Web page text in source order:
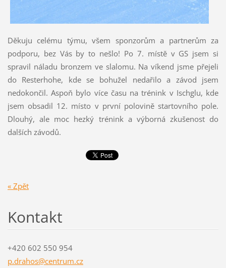
Děkuju celému týmu, všem sponzorům a partnerům za
podporu, bez Vás by to nešlo! Po 7. místě v GS jsem si
spravil náladu bronzem ve slalomu. Na víkend jsme přejeli
do Resterhohe, kde se bohužel nedařilo a závod jsem
nedokončil. Aspoň bylo více času na trénink v Ischglu, kde
jsem obsadil 12. místo v první polovině startovního pole.
Dlouhý, ale moc hezký trénink a výborná zkušenost do
dalších závodů.
« Zpět
Kontakt
+420 602 550 954
p.drahos@centrum.cz